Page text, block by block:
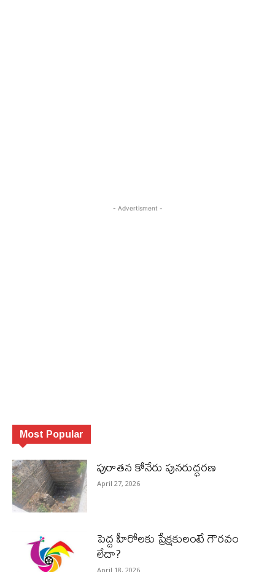
- Advertisment -
Most Popular
పురాత‌న కోనేరు పున‌రుద్ధ‌ర‌ణ
April 27, 2026
పెద్ద హీరోల‌కు ప్రేక్ష‌కులంటే గౌర‌వం
లేదా?
April 18, 2026